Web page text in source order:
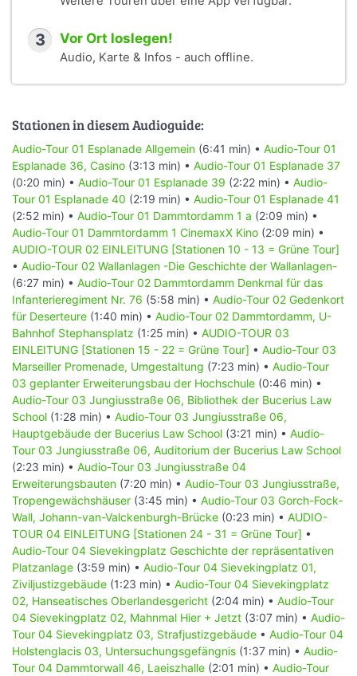
Preislagen im Überfluss vorhanden.
Bekanntheitsgrad:
betrachtet. Zusammen mit der benachbarten Altstadt
bilden beide Stadtteile die eigentliche Innenstadt von
Hamburg. Flächenmäßig ähnlich groß (Altstadt 235 ha,
Neustadt 225 ha), so unterscheiden sie sich jedoch
hinsichtlich der Einwohneranzahl mit lediglich 2.350 in der
Altstadt, aber 12.920 in der Neustadt. (Zahlen Ende 2020)
Dagegen dominiert die Anzahl der Beschäftigten mit über
125.000 in der Altstadt, gegenüber 73.000 in der
Neustadt (Beschäftigten-Zahlen aus 1970) Bei der letzten
Bürgerschaftswahl [Hamburger Werte in Klammern] im
März 2025 dominierten hier die SPD und die Grünen mit
28,2% [33,1%] und 24,9% [16,7%] und den Linken mit
17,2% [17,3%]. Die übrigen Parteien liegen außer der CDU
im einstelligen Bereich (CDU 13,3% [13,3%], FDP 2,6%
[1,9%] und AFD 5,4% [8,7%])
Unterteilung in die Audio-Touren:
Die genannten Veränderungen werden gebündelt in die 18
Audio-Touren ausführlich dargestellt. Die textlichen
Darstellungen sind kurz abgefasst, während die
genaueren Hintergründe und Intentionen, die diesen
Veränderungen zugrunde liegen, in den jeweiligen
Hörpassagen ausführlich erläutert werden.
Differenzierte Unterteilung der Audio-
Touren in die Tourenpakete Grün, Braun,
Rosa und Blau:
Grün:Wenn Sie die Audio-Touren 01 - 06 wählen, so
können Sie auf dem Grünen Band von der Alster bis zur
Elbe gelangen. Bei einer Hör-Dauer von knapp 2 Stunden
können Sie auf rund 6,3 km rund 35 Stationen auf diesen
Audio-Touren betrachten.
3 Vor Ort loslegen!
Audio, Karte & Infos - auch offline.
Stationen in diesem Audioguide:
Audio-Tour 01 Esplanade Allgemein (6:41 min) • Audio-Tour 01
Esplanade 36, Casino (3:13 min) • Audio-Tour 01 Esplanade 37
(0:20 min) • Audio-Tour 01 Esplanade 39 (2:22 min) • Audio-
Tour 01 Esplanade 40 (2:19 min) • Audio-Tour 01 Esplanade 41
(2:52 min) • Audio-Tour 01 Dammtordamm 1 a (2:09 min) •
Audio-Tour 01 Dammtordamm 1 CinemaxX Kino (2:09 min) •
AUDIO-TOUR 02 EINLEITUNG [Stationen 10 - 13 = Grüne Tour]
• Audio-Tour 02 Wallanlagen -Die Geschichte der Wallanlagen-
(6:27 min) • Audio-Tour 02 Dammtordamm Denkmal für das
Infanterieregiment Nr. 76 (5:58 min) • Audio-Tour 02 Gedenkort
für Deserteure (1:40 min) • Audio-Tour 02 Dammtordamm, U-
Bahnhof Stephansplatz (1:25 min) • AUDIO-TOUR 03
EINLEITUNG [Stationen 15 - 22 = Grüne Tour] • Audio-Tour 03
Marseiller Promenade, Umgestaltung (7:23 min) • Audio-Tour
03 geplanter Erweiterungsbau der Hochschule (0:46 min) •
Audio-Tour 03 Jungiusstraße 06, Bibliothek der Bucerius Law
School (1:28 min) • Audio-Tour 03 Jungiusstraße 06,
Hauptgebäude der Bucerius Law School (3:21 min) • Audio-
Tour 03 Jungiusstraße 06, Auditorium der Bucerius Law School
(2:23 min) • Audio-Tour 03 Jungiusstraße 04
Erweiterungsbauten (7:20 min) • Audio-Tour 03 Jungiusstraße,
Tropengewächshäuser (3:45 min) • Audio-Tour 03 Gorch-Fock-
Wall, Johann-van-Valckenburgh-Brücke (0:23 min) • AUDIO-
TOUR 04 EINLEITUNG [Stationen 24 - 31 = Grüne Tour] •
Audio-Tour 04 Sievekingplatz Geschichte der repräsentativen
Platzanlage (3:59 min) • Audio-Tour 04 Sievekingplatz 01,
Ziviljustizgebäude (1:23 min) • Audio-Tour 04 Sievekingplatz
02, Hanseatisches Oberlandesgericht (2:04 min) • Audio-Tour
04 Sievekingplatz 02, Mahnmal Hier + Jetzt (3:07 min) • Audio-
Tour 04 Sievekingplatz 03, Strafjustizgebäude • Audio-Tour 04
Holstenglacis 03, Untersuchungsgefängnis (1:37 min) • Audio-
Tour 04 Dammtorwall 46, Laeiszhalle (2:01 min) • Audio-Tour